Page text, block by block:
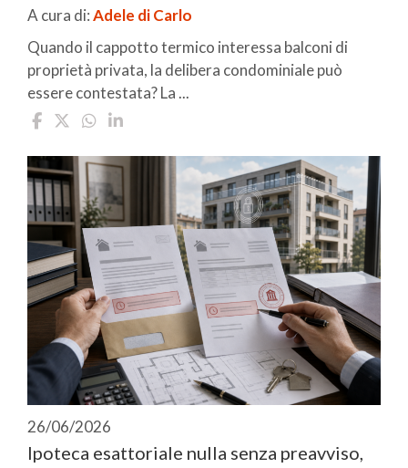
A cura di:Adele di Carlo
Quando il cappotto termico interessa balconi di
proprietà privata, la delibera condominiale può
essere contestata? La ...
26/06/2026
Ipoteca esattoriale nulla senza preavviso,